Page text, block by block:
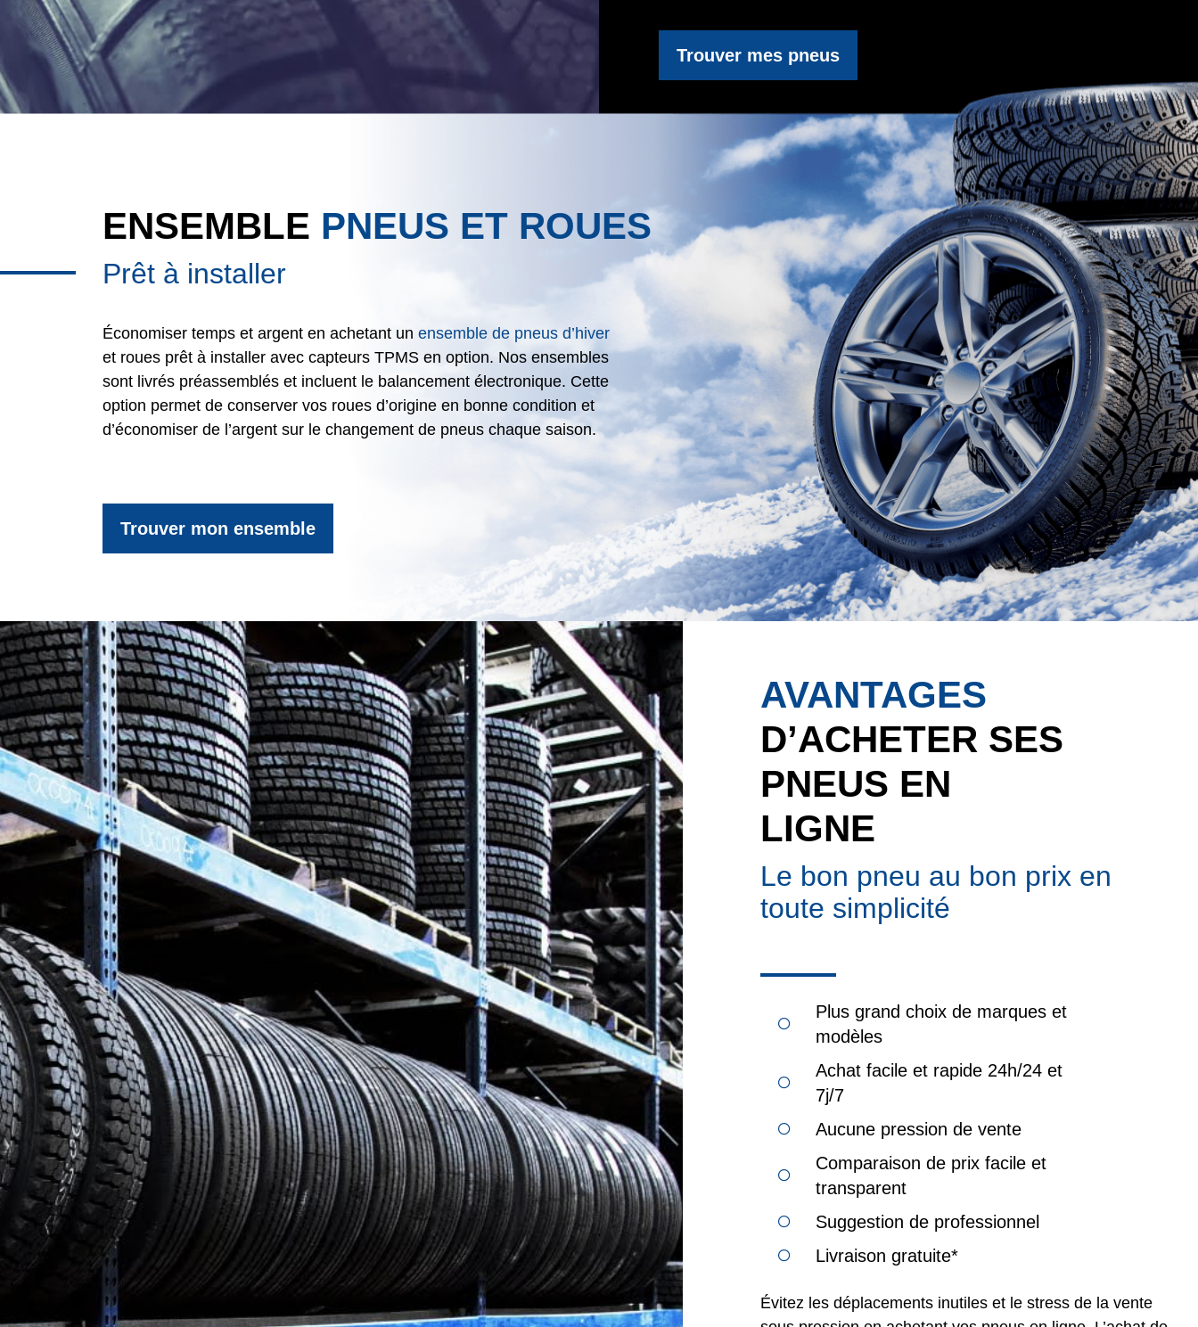
Trouver mes pneus
ENSEMBLE PNEUS ET ROUES
Prêt à installer
Économiser temps et argent en achetant un ensemble de pneus d’hiver
et roues prêt à installer avec capteurs TPMS en option. Nos ensembles
sont livrés préassemblés et incluent le balancement électronique. Cette
option permet de conserver vos roues d’origine en bonne condition et
d’économiser de l’argent sur le changement de pneus chaque saison.
Trouver mon ensemble
AVANTAGES
D’ACHETER SES
PNEUS EN
LIGNE
Le bon pneu au bon prix en
toute simplicité
Plus grand choix de marques et
modèles
Achat facile et rapide 24h/24 et
7j/7
Aucune pression de vente
Comparaison de prix facile et
transparent
Suggestion de professionnel
Livraison gratuite*
Évitez les déplacements inutiles et le stress de la vente